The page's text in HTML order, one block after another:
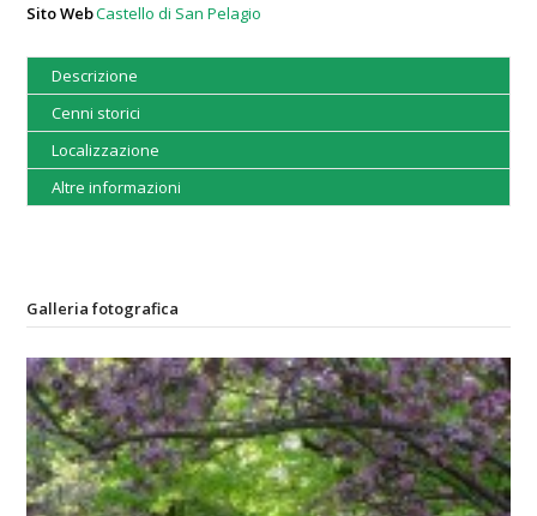
Sito WebCastello di San Pelagio
Descrizione
Cenni storici
Localizzazione
Altre informazioni
Galleria fotografica